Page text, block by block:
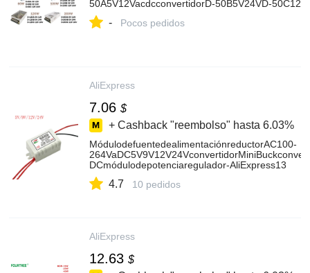
50A5V12VacdcconvertidorD-50B5V24VD-
- Pocos pedidos
AliExpress
7.06 $
+ Cashback "reembolso" hasta 6.03%
MódulodefuentedealimentaciónreductorAC100-
DCmódulodepotenciaregulador-AliExpress13
4.7 10 pedidos
AliExpress
12.63 $